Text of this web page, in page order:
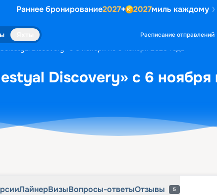
Раннее бронирование2027+ 2027миль каждому
Расписание отправлений
Discovery» с 6 ноября по 9 ноября 2026 года
Discovery» с 6
ЛайнерВизыВопросы-ответыОтзывы 5